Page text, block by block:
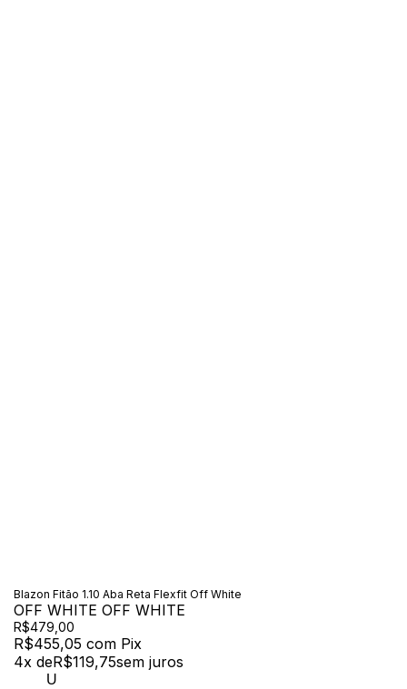
Blazon Fitão 1.10 Aba Reta Flexfit Off White
OFF WHITE OFF WHITE
R$479,00
R$455,05 com Pix
4x deR$119,75sem juros
U